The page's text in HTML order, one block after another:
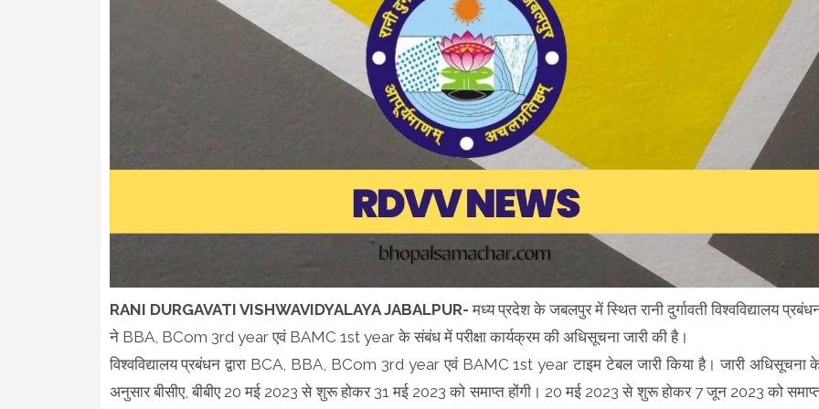
RANI DURGAVATI VISHWAVIDYALAYA JABALPUR-मध्य प्रदेश के जबलपुर में स्थित रानी दुर्गावती विश्वविद्यालय
ने BBA, BCom 3rd year एवं BAMC 1st year के संबंध में परीक्षा कार्यक्रम की अधिसूचना जारी की है।
विश्वविद्यालय प्रबंधन द्वारा BCA, BBA, BCom 3rd year एवं BAMC 1st year टाइम टेबल जारी किया है। जारी अधिसूचना
अनुसार बीसीए, बीबीए 20 मई 2023 से शुरू होकर 31 मई 2023 को समाप्त होंगी। 20 मई 2023 से शुरू होकर 7 जून 2023 को